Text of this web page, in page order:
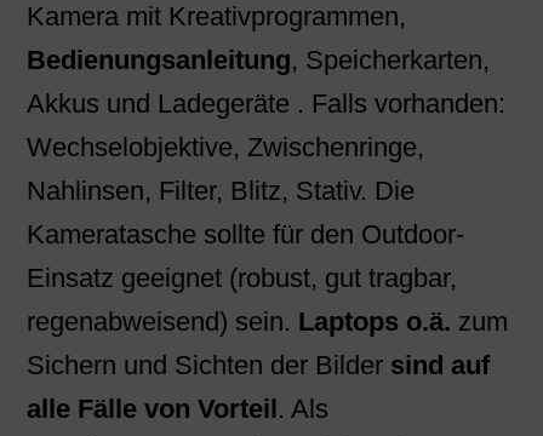
Kamera mit Kreativprogrammen,
Bedienungsanleitung, Speicherkarten,
Akkus und Ladegeräte . Falls vorhanden:
Wechselobjektive, Zwischenringe,
Nahlinsen, Filter, Blitz, Stativ. Die
Kameratasche sollte für den Outdoor-
Einsatz geeignet (robust, gut tragbar,
regenabweisend) sein. Laptops o.ä. zum
Sichern und Sichten der Bilder sind auf
alle Fälle von Vorteil. Als